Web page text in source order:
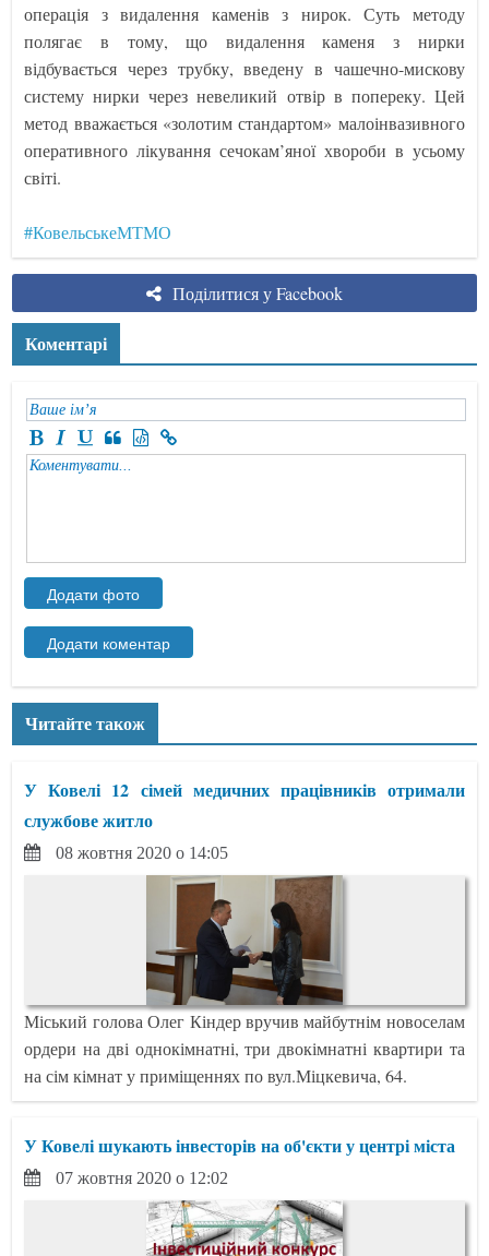
операція з видалення каменів з нирок. Суть методу
полягає в тому, що видалення каменя з нирки
відбувається через трубку, введену в чашечно-мискову
систему нирки через невеликий отвір в попереку. Цей
метод вважається «золотим стандартом» малоінвазивного
оперативного лікування сечокам’яної хвороби в усьому
світі.
#КовельськеМТМО
Поділитися у Facebook
Коментарі
Читайте також
У Ковелі 12 сімей медичних працівників отримали
службове житло
08 жовтня 2020 о 14:05
Міський голова Олег Кіндер вручив майбутнім новоселам
ордери на дві однокімнатні, три двокімнатні квартири та
на сім кімнат у приміщеннях по вул.Міцкевича, 64.
У Ковелі шукають інвесторів на об'єкти у центрі міста
07 жовтня 2020 о 12:02